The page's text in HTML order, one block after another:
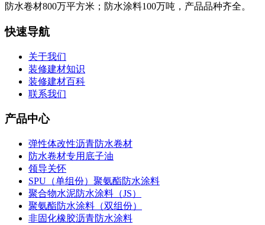
防水卷材800万平方米；防水涂料100万吨，产品品种齐全。
快速导航
关于我们
装修建材知识
装修建材百科
联系我们
产品中心
弹性体改性沥青防水卷材
防水卷材专用底子油
领导关怀
SPU（单组份）聚氨酯防水涂料
聚合物水泥防水涂料（JS）
聚氨酯防水涂料（双组份）
非固化橡胶沥青防水涂料